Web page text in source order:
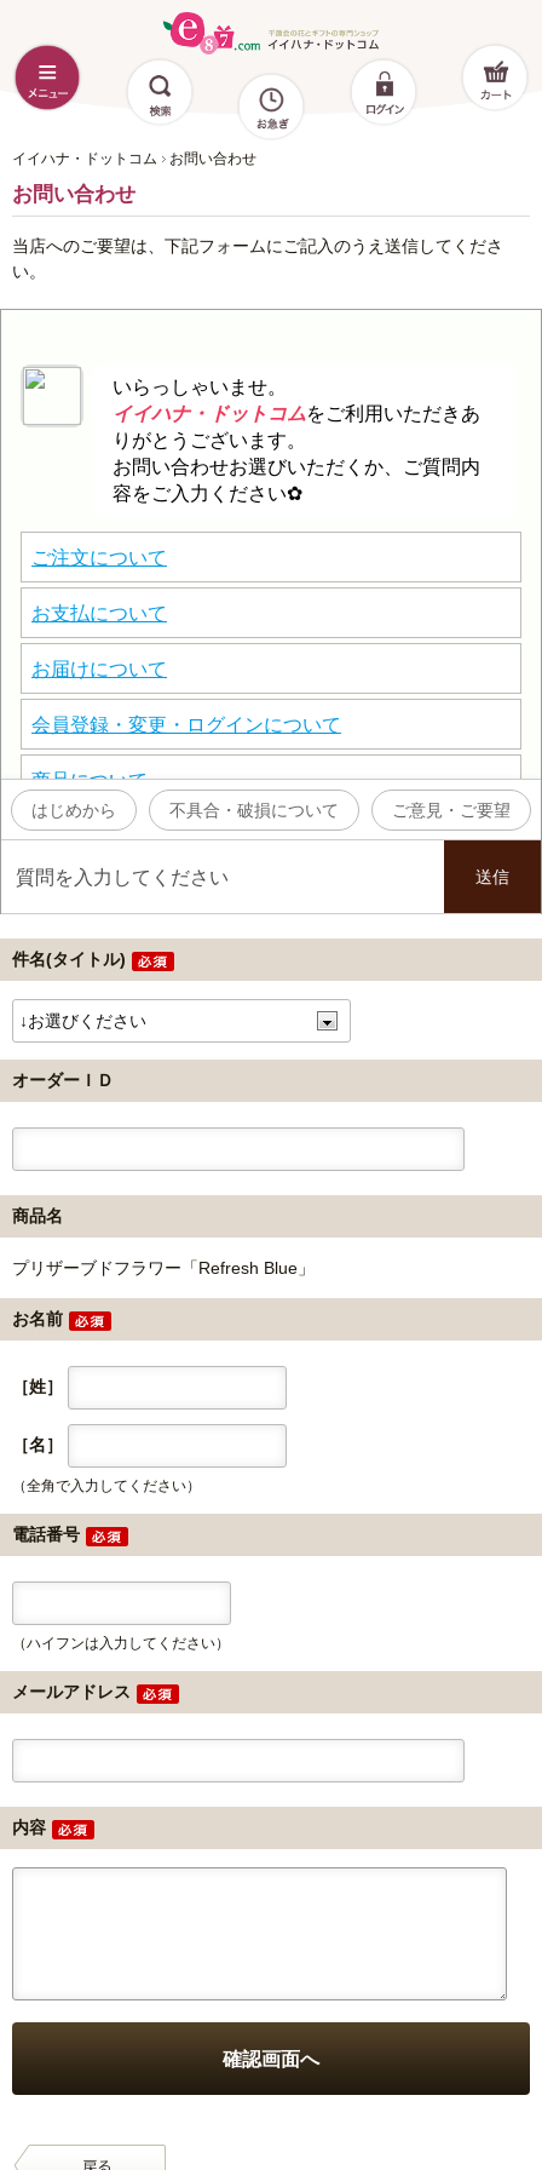
イイハナ・ドットコム お問い合わせ
お問い合わせ
当店へのご要望は、下記フォームにご記入のうえ送信してくださ
い。
件名(タイトル)
オーダーＩＤ
商品名
プリザーブドフラワー「Refresh Blue」
お名前
［姓］
［名］
（全角で入力してください）
電話番号
（ハイフンは入力してください）
メールアドレス
内容